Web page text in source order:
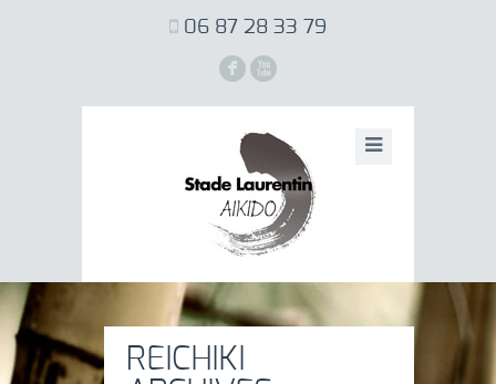
F X
06 87 28 33 79
REICHIKI